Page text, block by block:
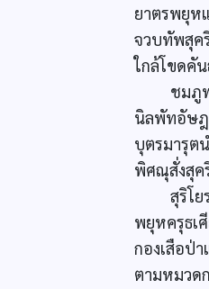
ยาตรพยุห
จวบทัพสุค
ใกล้โขดคั
ชมภูพ
นิลพัทอัษ
บุตรมารุต
พิศณุสั่งสุค
สุริโยร
พยุหครุธเ
กองเสือป่
ตามหมวด